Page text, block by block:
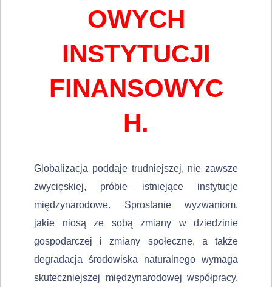
OWYCH
INSTYTUCJI
FINANSOWYC
H.
Globalizacja poddaje trudniejszej, nie zawsze
zwycięskiej, próbie istniejące instytu­cje
międzynarodowe. Sprostanie wyzwaniom,
jakie niosą ze sobą zmiany w dziedzinie
gospodarczej i zmiany społeczne, a także
degradacja środowiska naturalnego wymaga
skuteczniejszej międzynarodowej współpracy,